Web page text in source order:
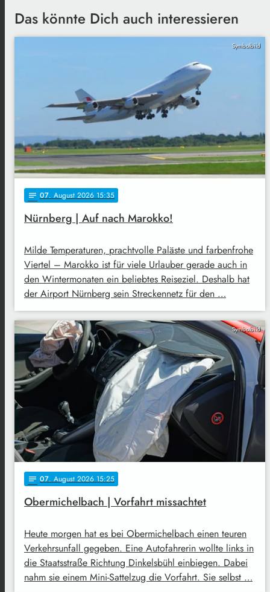
Das könnte Dich auch interessieren
Symbolbild
notes 07. August 2026 15:35
Nürnberg | Auf nach Marokko!
Milde Temperaturen, prachtvolle Paläste und farbenfrohe
Viertel – Marokko ist für viele Urlauber gerade auch in
den Wintermonaten ein beliebtes Reiseziel. Deshalb hat
der Airport Nürnberg sein Streckennetz für den …
Symbolbild
notes 07. August 2026 15:25
Obermichelbach | Vorfahrt missachtet
Heute morgen hat es bei Obermichelbach einen teuren
Verkehrsunfall gegeben. Eine Autofahrerin wollte links in
die Staatsstraße Richtung Dinkelsbühl einbiegen. Dabei
nahm sie einem Mini-Sattelzug die Vorfahrt. Sie selbst …